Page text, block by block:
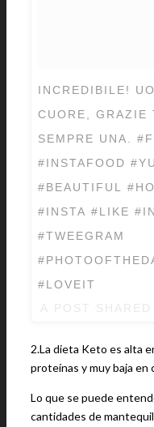
INCREDIBILE!
CUORE, GRAZIE
SEMPRE UNA. #FOOD #FOODPORN
#INSTAFOOD
#BEAUTIFUL
#INSTA #LIKE
#TWEEGRAM
#LOVEIT
2.La dieta Keto es alta
proteínas y muy baja en
Lo que se puede
cantidades de